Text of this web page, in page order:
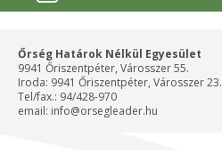
Őrség Határok Nélkül Egyesület
9941 Őriszentpéter, Városszer 55.
Iroda: 9941 Őriszentpéter, Városszer 23.
Tel/fax.: 94/428-970
email: info@orsegleader.hu